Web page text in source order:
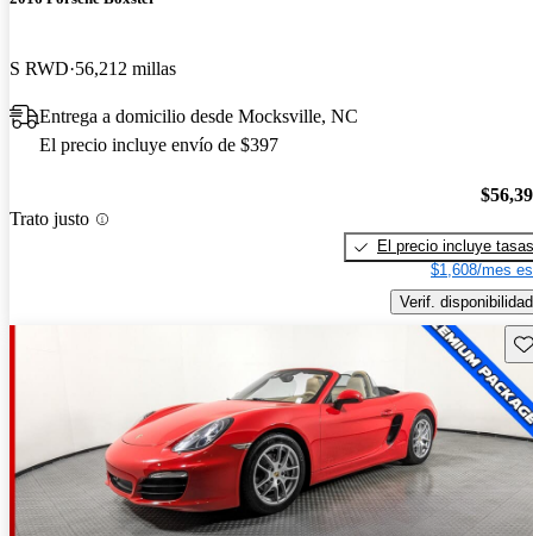
S RWD 56,212 millas
Entrega a domicilio desde Mocksville, NC
El precio incluye envío de $397
Trato justo
El precio incluye tasas
$1,608/mes
Verif. disponibilidad